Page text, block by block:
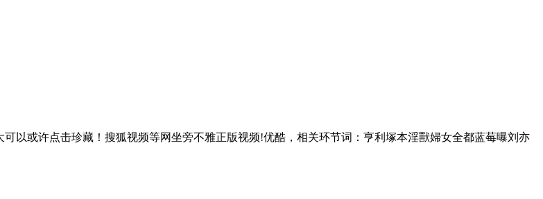
或许点击珍藏！搜狐视频等网坐旁不雅正版视频!优酷，相关环节词：亨利塚本淫獸婦女全都蓝莓曝刘亦